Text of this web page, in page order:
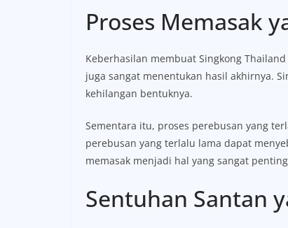
Proses Memasak
Keberhasilan membuat Singkong
juga sangat menentukan hasil akhirnya.
kehilangan bentuknya.
Sementara itu, proses perebusan yang
perebusan yang terlalu lama dapat
memasak menjadi hal yang sangat
Sentuhan Santan